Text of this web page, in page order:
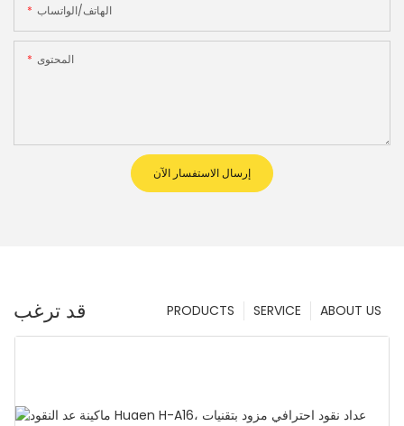
الهاتف/الواتساب
المحتوى
إرسال الاستفسار الآن
قد ترغب ABOUT US
SERVICE
PRODUCTS